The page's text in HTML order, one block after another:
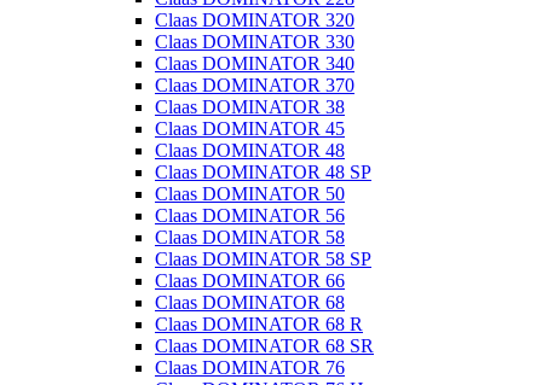
Claas DOMINATOR 320
Claas DOMINATOR 330
Claas DOMINATOR 340
Claas DOMINATOR 370
Claas DOMINATOR 38
Claas DOMINATOR 45
Claas DOMINATOR 48
Claas DOMINATOR 48 SP
Claas DOMINATOR 50
Claas DOMINATOR 56
Claas DOMINATOR 58
Claas DOMINATOR 58 SP
Claas DOMINATOR 66
Claas DOMINATOR 68
Claas DOMINATOR 68 R
Claas DOMINATOR 68 SR
Claas DOMINATOR 76